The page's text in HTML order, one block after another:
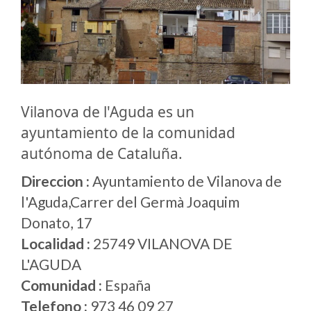
Vilanova de l'Aguda es un
ayuntamiento de la comunidad
autónoma de Cataluña.
Direccion : Ayuntamiento de Vilanova de
l'Aguda,Carrer del Germà Joaquim
Donato, 17
Localidad : 25749 VILANOVA DE
L'AGUDA
Comunidad : España
Telefono : 973 46 09 27